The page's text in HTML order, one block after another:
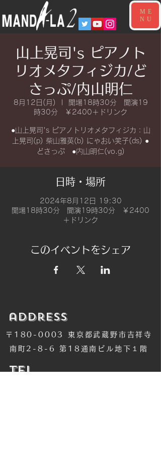
ME
NU
山上晃司's ピアノト
リオメタフィジカ/ど
さっぷ/内山明仁
8月12日(月)
開場18時30分 開演19
時30分 ￥2400＋ドリンク
●山上晃司's ピアノトリオメタフィジカ：山
上晃司(p) 柴山雅英(b) にゃおい笑子(ds) ●
日時・場所
2024年8月12日 19:30
開場18時30分 開演19時30分 ￥2400
＋ドリンク
このイベントをシェア
​address
〒180-0003 東京都武蔵野市吉祥寺
南町2-8-6 第18通南ビル地下１階
​TEL